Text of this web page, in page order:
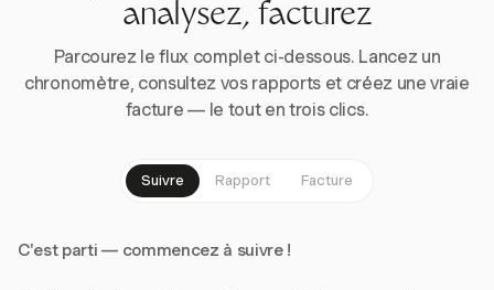
analysez, facturez
Parcourez le flux complet ci-dessous. Lancez un
chronomètre, consultez vos rapports et créez une vraie
facture — le tout en trois clics.
Suivre Rapport Facture
C'est parti — commencez à suivre !